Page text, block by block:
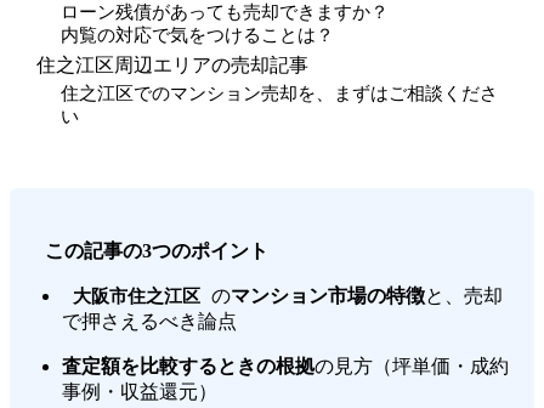
ローン残債があっても売却できますか？
内覧の対応で気をつけることは？
住之江区周辺エリアの売却記事
住之江区でのマンション売却を、まずはご相談くださ
い
この記事の3つのポイント
大阪市住之江区 のマンション市場の特徴と、売却
で押さえるべき論点
査定額を比較するときの根拠の見方（坪単価・成約
事例・収益還元）